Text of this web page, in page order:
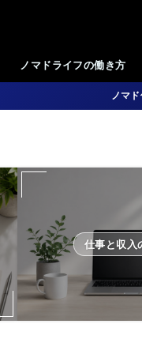
ノマドライフの働き方
ノマ
仕事と収入